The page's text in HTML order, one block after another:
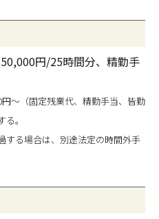
円/25時間分、精勤手
～（固定残業代、精勤手当、皆勤
。
る場合は、別途法定の時間外手